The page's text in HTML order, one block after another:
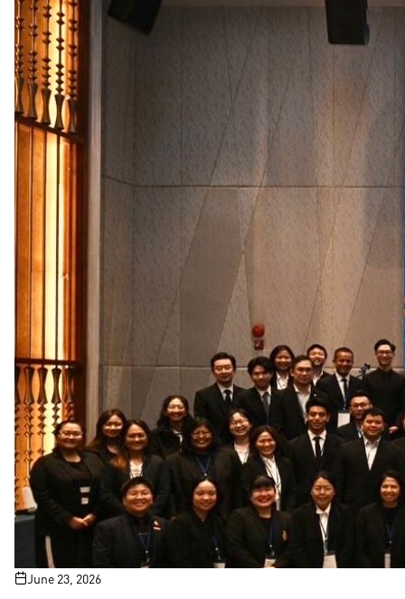
June 23, 2026